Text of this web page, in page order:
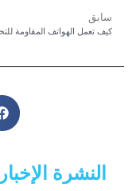
سابق
النشرة الإخبارية